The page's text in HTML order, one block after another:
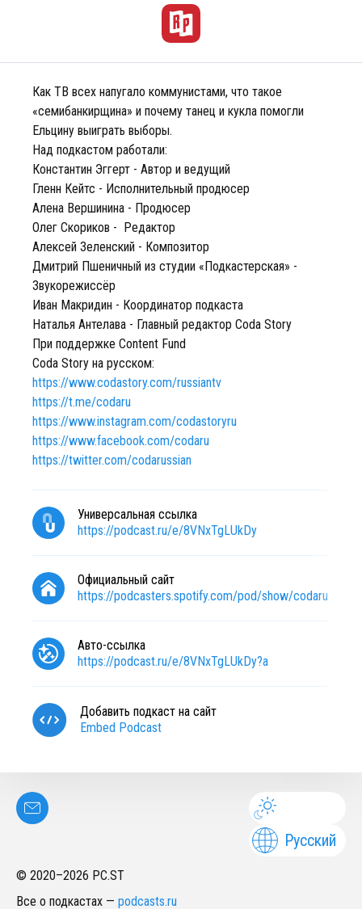
Как ТВ всех напугало коммунистами, что такое
«семибанкирщина» и почему танец и кукла помогли
Ельцину выиграть выборы.
Над подкастом работали:
Константин Эггерт - Автор и ведущий
Гленн Кейтс - Исполнительный продюсер
Алена Вершинина - Продюсер
Олег Скориков - Редактор
Алексей Зеленский - Композитор
Дмитрий Пшеничный из студии «Подкастерская» -
Звукорежиссёр
Иван Макридин - Координатор подкаста
Наталья Антелава - Главный редактор Coda Story
При поддержке Content Fund
Coda Story на русском:
https://www.codastory.com/russiantv
https://t.me/codaru
https://www.instagram.com/codastoryru
https://www.facebook.com/codaru
https://twitter.com/codarussian
Универсальная ссылка
https://podcast.ru/e/8VNxTgLUkDy
Официальный сайт
https://podcasters.spotify.com/pod/show/codaru
Авто-ссылка
https://podcast.ru/e/8VNxTgLUkDy?a
Добавить подкаст на сайт
Embed Podcast
Русский
© 2020–2026 PC.ST
Все о подкастах — podcasts.ru